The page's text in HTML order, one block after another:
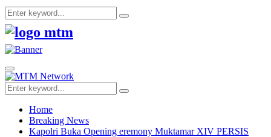
Search
for:
Search
Facebook
Twitter
Youtube
Primary
Menu
Search
for:
Search
Home
Breaking News
Kapolri Buka Opening eremony Muktamar XIV PERSIS